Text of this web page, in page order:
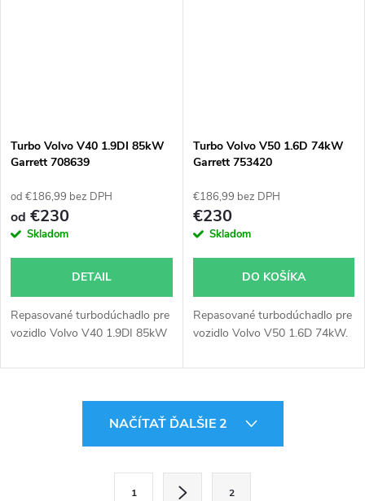
Turbo Volvo V40 1.9DI 85kW
Garrett 708639
od €186,99 bez DPH
od €230
Skladom
DETAIL
Repasované turbodúchadlo pre
vozidlo Volvo V40 1.9DI 85kW
Turbo Volvo V50 1.6D 74kW
Garrett 753420
€186,99 bez DPH
€230
Skladom
DO KOŠÍKA
Repasované turbodúchadlo pre
vozidlo Volvo V50 1.6D 74kW.
NAČÍTAŤ ĎALŠIE 2
1 2